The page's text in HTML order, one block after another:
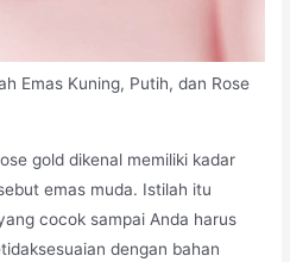
Emas Kuning, Putih, dan Rose
gold dikenal memiliki kadar
emas muda. Istilah itu
cocok sampai Anda harus
dengan bahan